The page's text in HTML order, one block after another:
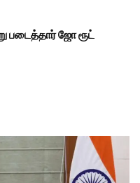
படைத்தார் ஜோ ரூட்